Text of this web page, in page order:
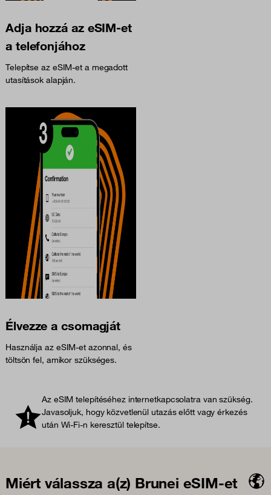
Adja hozzá az eSIM-et
a telefonjához
Telepítse az eSIM-et a megadott
utasítások alapján.
Élvezze a csomagját
Használja az eSIM-et azonnal, és
töltsön fel, amikor szükséges.
Az eSIM telepítéséhez internetkapcsolatra van szükség.
Javasoljuk, hogy közvetlenül utazás előtt vagy érkezés
után Wi-Fi-n keresztül telepítse.
Miért válassza a(z) Brunei eSIM-et